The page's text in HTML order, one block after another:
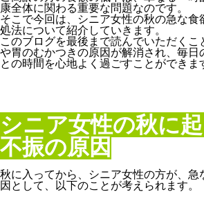
康全体に関わる重要な問題なのです。
そこで今回は、シニア女性の秋の急な食
処法について紹介していきます。
このブログを最後まで読んでいただくこ
や胃のむかつきの原因が解消され、毎日
との時間を心地よく過ごすことができま
シニア女性の秋に
不振の原因
秋に入ってから、シニア女性の方が、急
因として、以下のことが考えられます。